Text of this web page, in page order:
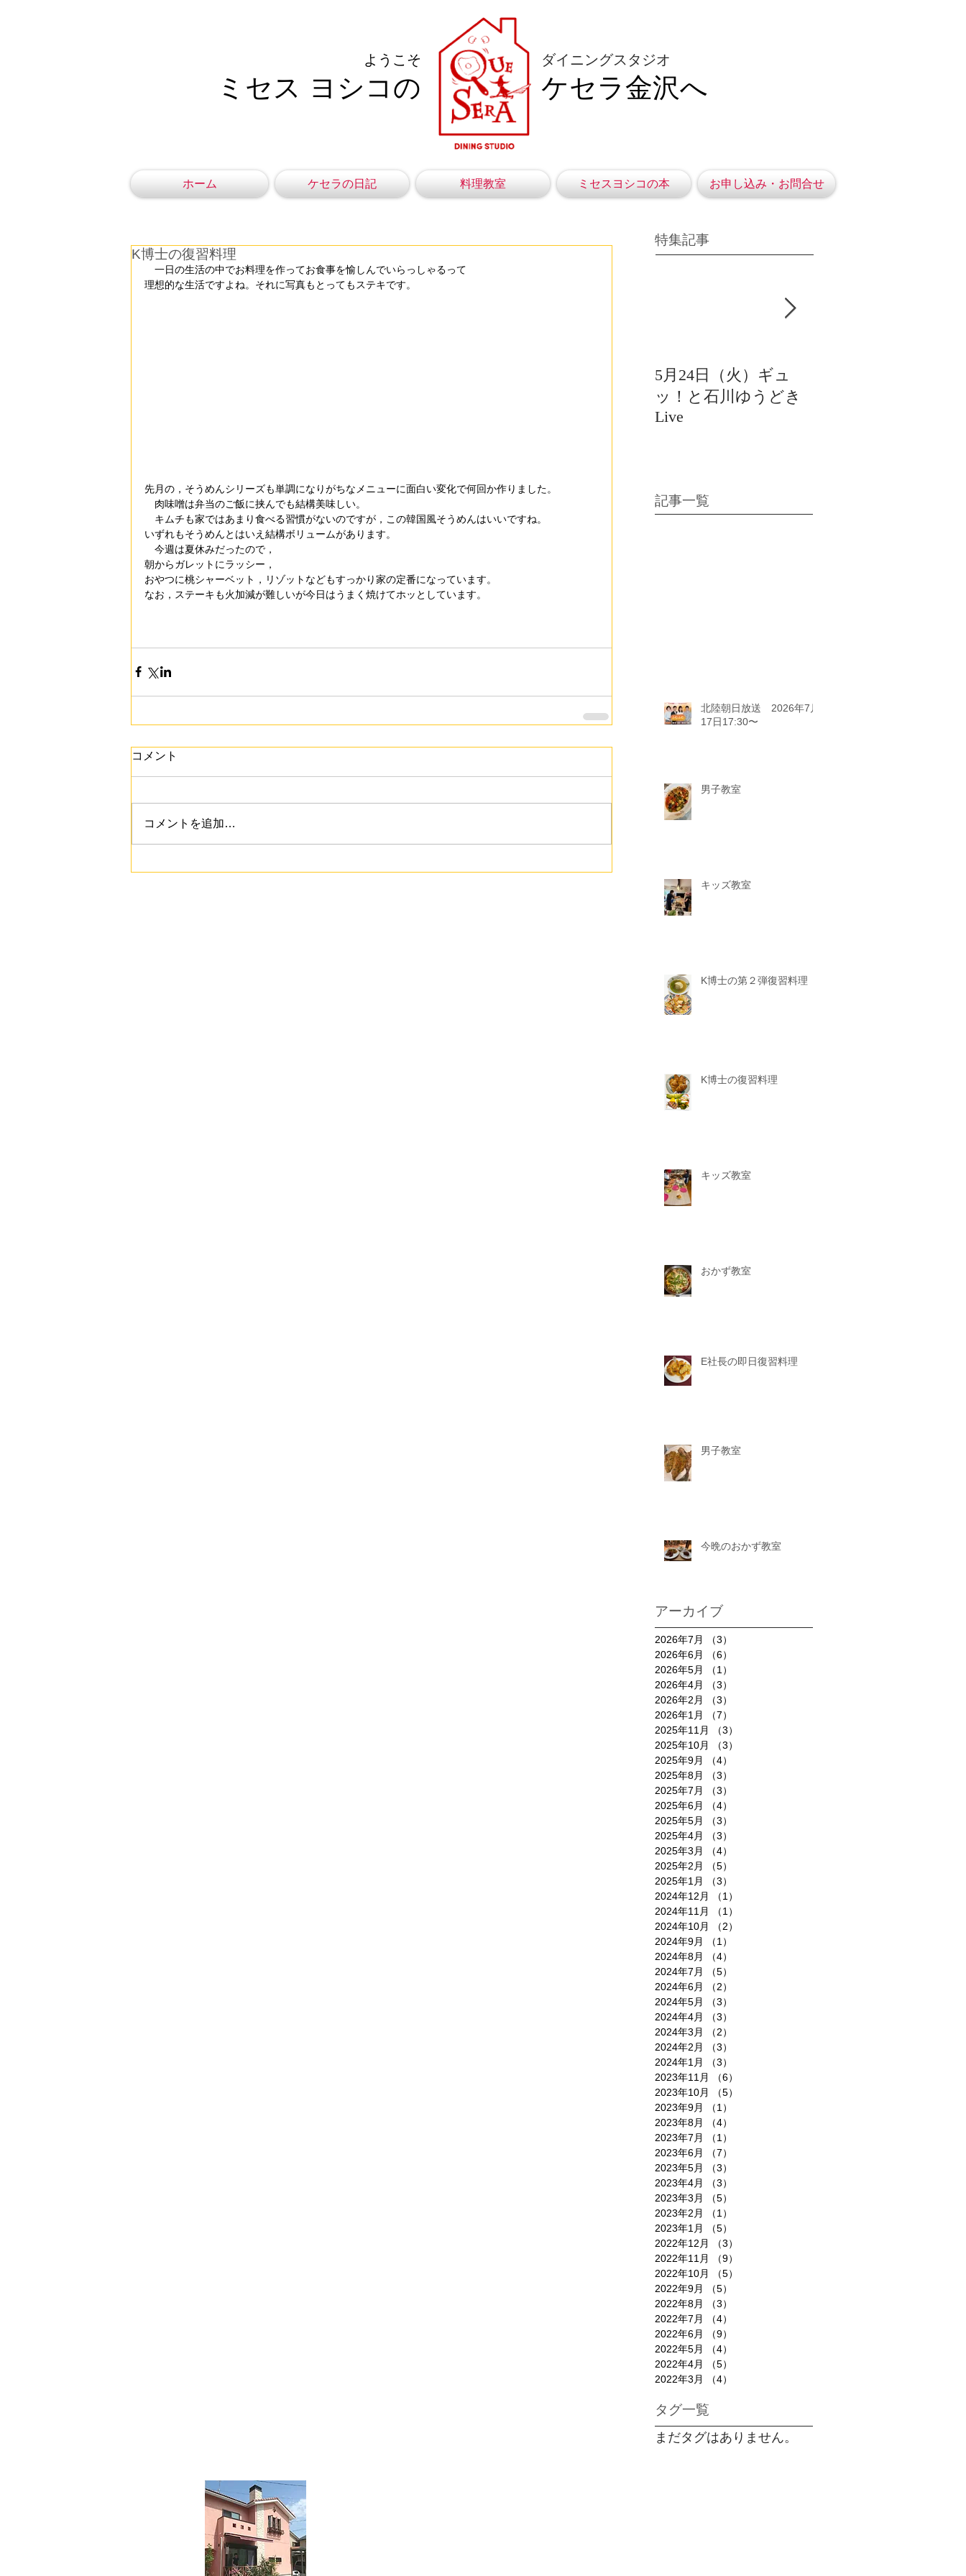
ようこそ
ミセス ヨシコの
ダイニングスタジオ
ケセラ金沢へ
ホーム ケセラの日記 料理教室 ミセスヨシコの本 お申し込み・お問合せ
K博士の復習料理
一日の生活の中でお料理を作ってお食事を愉しんでいらっしゃるって
理想的な生活ですよね。それに写真もとってもステキです。
先月の，そうめんシリーズも単調になりがちなメニューに面白い変化で何回か作りました。
肉味噌は弁当のご飯に挟んでも結構美味しい。
キムチも家ではあまり食べる習慣がないのですが，この韓国風そうめんはいいですね。
いずれもそうめんとはいえ結構ボリュームがあります。
今週は夏休みだったので，
朝からガレットにラッシー，
おやつに桃シャーベット，リゾットなどもすっかり家の定番になっています。
なお，ステーキも火加減が難しいが今日はうまく焼けてホッとしています。
コメント
コメントを追加…
特集記事
5月24日（火）ギュ
ッ！と石川ゆうどき
Live
記事一覧
北陸朝日放送 2026年7月
17日17:30〜
男子教室
キッズ教室
K博士の第２弾復習料理
K博士の復習料理
キッズ教室
おかず教室
E社長の即日復習料理
男子教室
今晩のおかず教室
アーカイブ
2026年7月 （3）
2026年6月
（6）
2026年5月
（1）
2026年4月
（3）
2026年2月
（3）
2026年1月
（7）
2025年11月
（3）
2025年10月
（3）
2025年9月
（4）
2025年8月
（3）
2025年7月
（3）
2025年6月
（4）
2025年5月
（3）
2025年4月
（3）
2025年3月
（4）
2025年2月
（5）
2025年1月
（3）
2024年12月
（1）
2024年11月
（1）
2024年10月
（2）
2024年9月
（1）
2024年8月
（4）
2024年7月
（5）
2024年6月
（2）
2024年5月
（3）
2024年4月
（3）
2024年3月
（2）
2024年2月
（3）
2024年1月
（3）
2023年11月
（6）
2023年10月
（5）
2023年9月
（1）
2023年8月
（4）
2023年7月
（1）
2023年6月
（7）
2023年5月
（3）
2023年4月
（3）
2023年3月
（5）
2023年2月
（1）
2023年1月
（5）
2022年12月
（3）
2022年11月
（9）
2022年10月
（5）
2022年9月
（5）
2022年8月
（3）
2022年7月
（4）
2022年6月
（9）
2022年5月
（4）
2022年4月
（5）
2022年3月
（4）
タグ一覧
まだタグはありません。